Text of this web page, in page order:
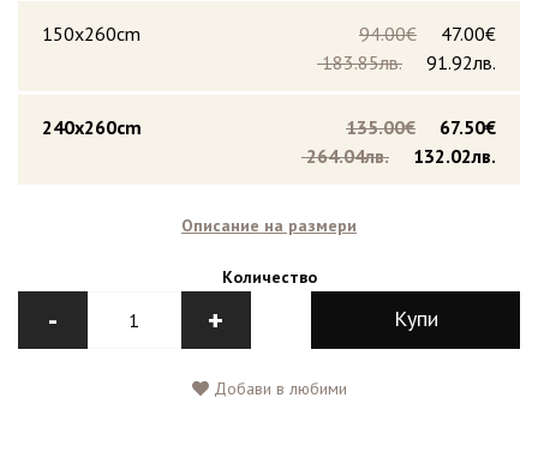
150x260cm 47.00€
94.00€
91.92лв.
183.85лв.
240x260cm 67.50€
135.00€
132.02лв.
264.04лв.
Описание на размери
Количество
- + Купи
Добави в любими